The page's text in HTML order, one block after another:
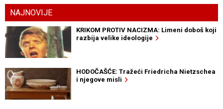
NAJNOVIJE
KRIKOM PROTIV NACIZMA: Limeni doboš koji
razbija velike ideologije
HODOČAŠĆE: Tražeći Friedricha Nietzschea
i njegove misli